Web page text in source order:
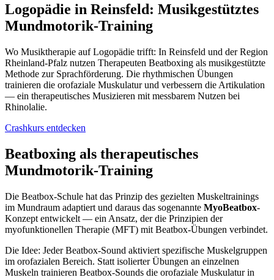
Logopädie in Reinsfeld: Musikgestütztes
Mundmotorik-Training
Wo Musiktherapie auf Logopädie trifft: In Reinsfeld und der Region
Rheinland-Pfalz nutzen Therapeuten Beatboxing als musikgestützte
Methode zur Sprachförderung. Die rhythmischen Übungen
trainieren die orofaziale Muskulatur und verbessern die Artikulation
— ein therapeutisches Musizieren mit messbarem Nutzen bei
Rhinolalie.
Crashkurs entdecken
Beatboxing als therapeutisches
Mundmotorik-Training
Die Beatbox-Schule hat das Prinzip des gezielten Muskeltrainings
im Mundraum adaptiert und daraus das sogenannte MyoBeatbox-
Konzept entwickelt — ein Ansatz, der die Prinzipien der
myofunktionellen Therapie (MFT) mit Beatbox-Übungen verbindet.
Die Idee: Jeder Beatbox-Sound aktiviert spezifische Muskelgruppen
im orofazialen Bereich. Statt isolierter Übungen an einzelnen
Muskeln trainieren Beatbox-Sounds die orofaziale Muskulatur in